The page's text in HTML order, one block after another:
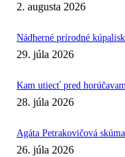
2. augusta 2026
Nádherné prírodné
29. júla 2026
Kam utiecť pred
28. júla 2026
Agáta Petrakovičová
26. júla 2026